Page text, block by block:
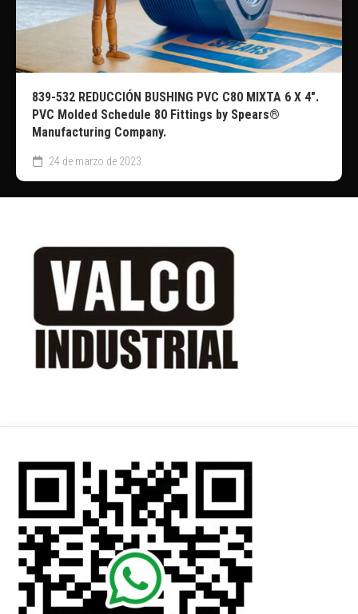
839-532 REDUCCIÓN BUSHING PVC C80 MIXTA 6 X 4″.
PVC Molded Schedule 80 Fittings by Spears®
Manufacturing Company.
24 de marzo de 2023